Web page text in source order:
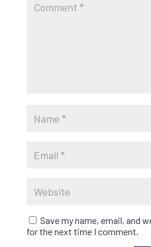
Save my name, email, and
for the next time I comment.